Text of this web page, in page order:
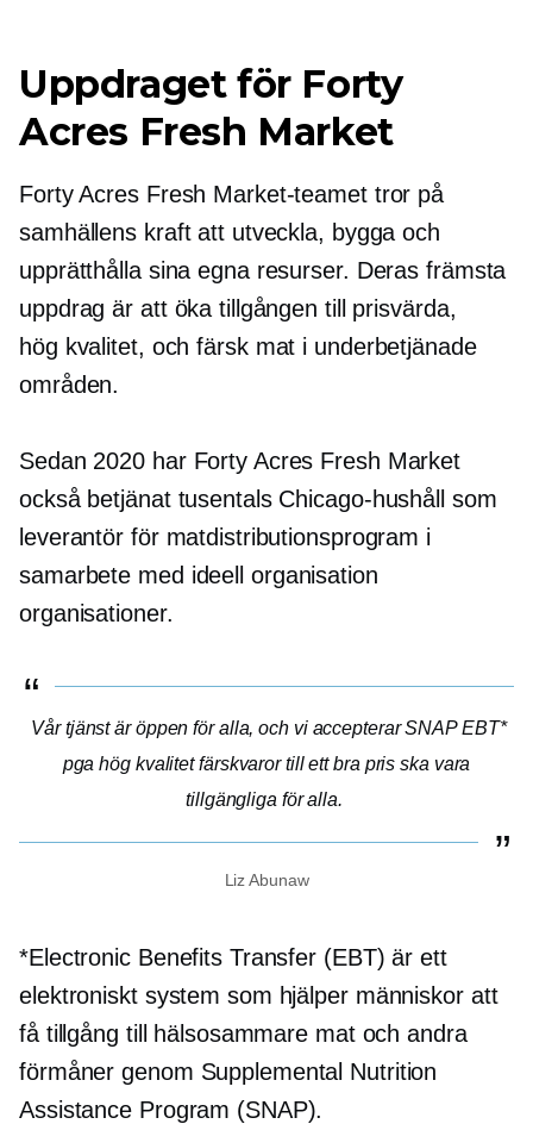
Uppdraget för Forty
Acres Fresh Market
Forty Acres Fresh Market-teamet tror på
samhällens kraft att utveckla, bygga och
upprätthålla sina egna resurser. Deras främsta
uppdrag är att öka tillgången till prisvärda,
hög kvalitet, och färsk mat i underbetjänade
områden.
Sedan 2020 har Forty Acres Fresh Market
också betjänat tusentals Chicago-hushåll som
leverantör för matdistributionsprogram i
samarbete med ideell organisation
organisationer.
Vår tjänst är öppen för alla, och vi accepterar SNAP EBT*
pgahög kvalitetfärskvaror till ett bra pris ska vara
tillgängliga för alla.
Liz Abunaw
*Electronic Benefits Transfer (EBT) är ett
elektroniskt system som hjälper människor att
få tillgång till hälsosammare mat och andra
förmåner genom Supplemental Nutrition
Assistance Program (SNAP).